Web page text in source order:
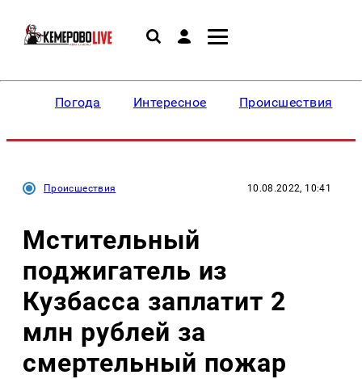
Погода Интересное Происшествия
Происшествия 10.08.2022, 10:41
Мстительный
поджигатель из
Кузбасса заплатит 2
млн рублей за
смертельный пожар